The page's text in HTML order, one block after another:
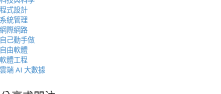
程式設計
系統管理
網際網路
自己動手做
自由軟體
軟體工程
雲端 AI 大數據